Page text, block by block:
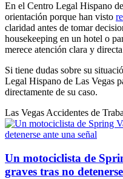
En el Centro Legal Hispano
orientación porque han visto
claridad antes de tomar
housekeeping en un hotel o
merece atención clara y
Si tiene dudas sobre su
Legal Hispano de Las Vegas
directamente de su caso.
Las Vegas Accidentes de
Un motociclista de
graves tras no